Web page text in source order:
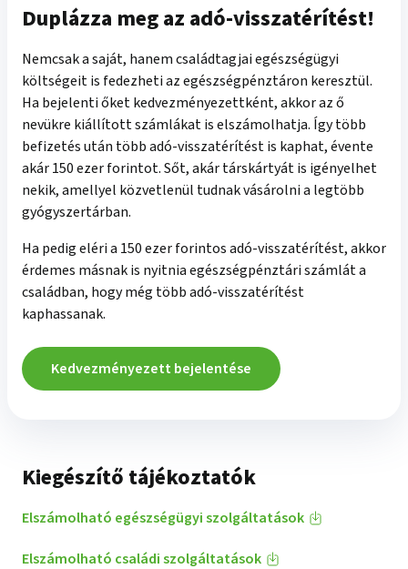
Duplázza meg az adó-visszatérítést!
Nemcsak a saját, hanem családtagjai egészségügyi
költségeit is fedezheti az egészségpénztáron keresztül.
Ha bejelenti őket kedvezményezettként, akkor az ő
nevükre kiállított számlákat is elszámolhatja. Így több
befizetés után több adó-visszatérítést is kaphat, évente
akár 150 ezer forintot. Sőt, akár társkártyát is igényelhet
nekik, amellyel közvetlenül tudnak vásárolni a legtöbb
gyógyszertárban.
Ha pedig eléri a 150 ezer forintos adó-visszatérítést, akkor
érdemes másnak is nyitnia egészségpénztári számlát a
családban, hogy még több adó-visszatérítést
kaphassanak.
Kedvezményezett bejelentése
Kiegészítő tájékoztatók
Elszámolható egészségügyi szolgáltatások
Elszámolható családi szolgáltatások